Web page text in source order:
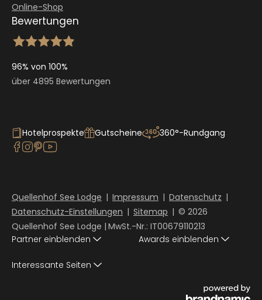
Online-Shop
Bewertungen
96% von 100%
über 4895 Bewertungen
Hotelprospekte Gutscheine 360°-Rundgang
Quellenhof See Lodge | Impressum | Datenschutz |
Datenschutz-Einstellungen | Sitemap | © 2026
Quellenhof See Lodge | MwSt.-Nr.: IT00679110213
Partner einblenden
Awards einblenden
Interessante Seiten